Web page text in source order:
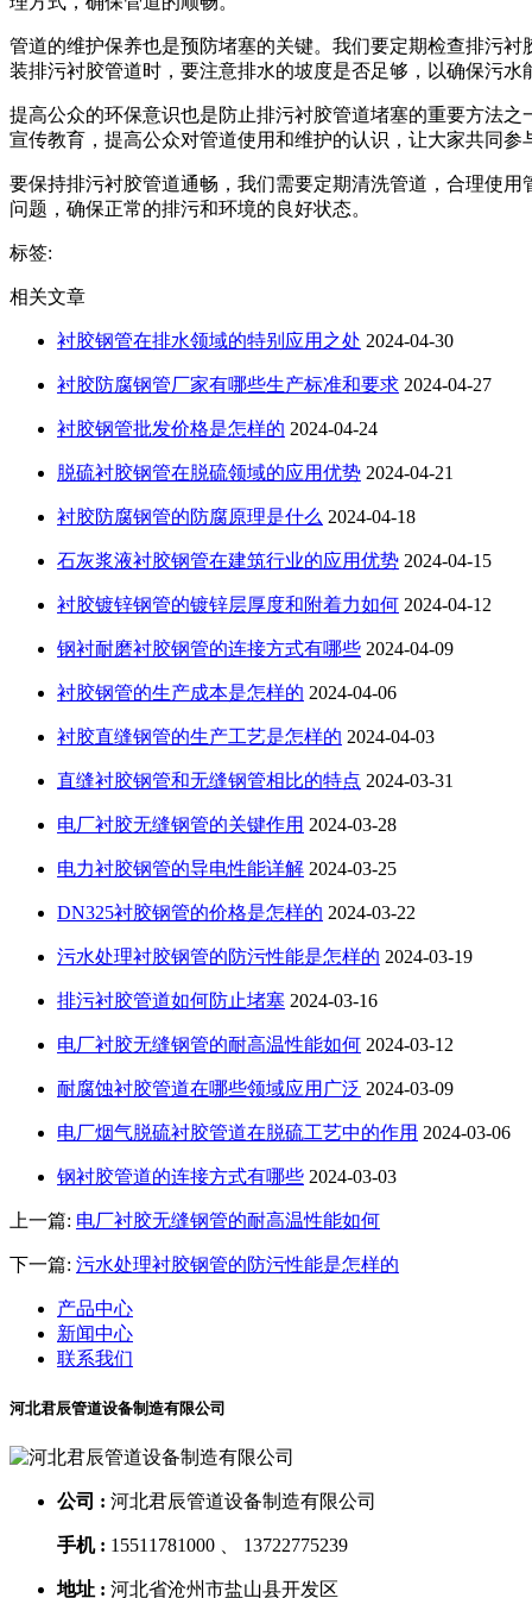
管道的维护保养也是预防堵塞的关键。我们要定期检查排污
装排污衬胶管道时，要注意排水的坡度是否足够，以确保污
提高公众的环保意识也是防止排污衬胶管道堵塞的重要方法
宣传教育，提高公众对管道使用和维护的认识，让大家共同参
要保持排污衬胶管道通畅，我们需要定期清洗管道，合理使
问题，确保正常的排污和环境的良好状态。
标签:
相关文章
衬胶钢管在排水领域的特别应用之处 2024-04-30
衬胶防腐钢管厂家有哪些生产标准和要求 2024-04-27
衬胶钢管批发价格是怎样的 2024-04-24
脱硫衬胶钢管在脱硫领域的应用优势 2024-04-21
衬胶防腐钢管的防腐原理是什么 2024-04-18
石灰浆液衬胶钢管在建筑行业的应用优势 2024-04-15
衬胶镀锌钢管的镀锌层厚度和附着力如何 2024-04-12
钢衬耐磨衬胶钢管的连接方式有哪些 2024-04-09
衬胶钢管的生产成本是怎样的 2024-04-06
衬胶直缝钢管的生产工艺是怎样的 2024-04-03
直缝衬胶钢管和无缝钢管相比的特点 2024-03-31
电厂衬胶无缝钢管的关键作用 2024-03-28
电力衬胶钢管的导电性能详解 2024-03-25
DN325衬胶钢管的价格是怎样的 2024-03-22
污水处理衬胶钢管的防污性能是怎样的 2024-03-19
排污衬胶管道如何防止堵塞 2024-03-16
电厂衬胶无缝钢管的耐高温性能如何 2024-03-12
耐腐蚀衬胶管道在哪些领域应用广泛 2024-03-09
电厂烟气脱硫衬胶管道在脱硫工艺中的作用 2024-03-06
钢衬胶管道的连接方式有哪些 2024-03-03
上一篇: 电厂衬胶无缝钢管的耐高温性能如何
下一篇: 污水处理衬胶钢管的防污性能是怎样的
产品中心
新闻中心
联系我们
河北君辰管道设备制造有限公司
公司 : 河北君辰管道设备制造有限公司
手机 : 15511781000 、 13722775239
地址 : 河北省沧州市盐山县开发区